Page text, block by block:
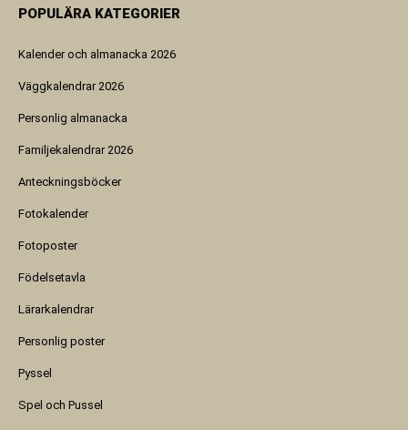
POPULÄRA KATEGORIER
Kalender och almanacka 2026
Väggkalendrar 2026
Personlig almanacka
Familjekalendrar 2026
Anteckningsböcker
Fotokalender
Fotoposter
Födelsetavla
Lärarkalendrar
Personlig poster
Pyssel
Spel och Pussel